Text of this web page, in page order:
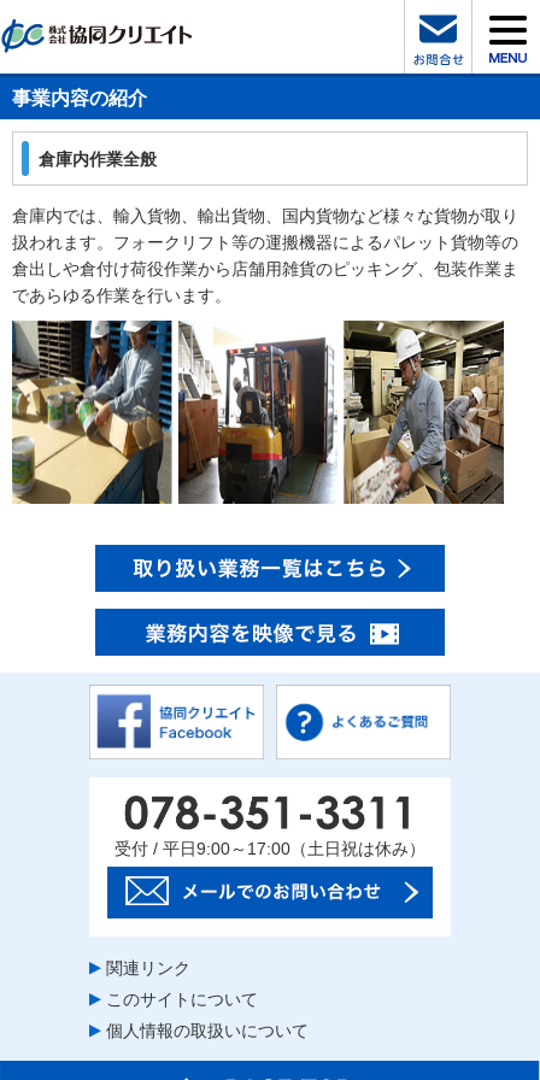
事業内容の紹介
倉庫内作業全般
倉庫内では、輸入貨物、輸出貨物、国内貨物など様々な貨物が取り
扱われます。フォークリフト等の運搬機器によるパレット貨物等の
倉出しや倉付け荷役作業から店舗用雑貨のピッキング、包装作業ま
であらゆる作業を行います。
受付 / 平日9:00～17:00（土日祝は休み）
関連リンク
このサイトについて
個人情報の取扱いについて